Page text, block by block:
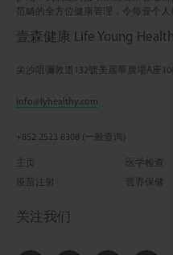
范畴的全方位健康管理，令每壹个人
壹森健康 Life Young Health
尖沙咀彌敦道132號美麗華廣場A座10
info@lyhealthy.com
+852 2523 8308 (一般查询)
主页 医学检查
疫苗注射
营养保健
关注我们